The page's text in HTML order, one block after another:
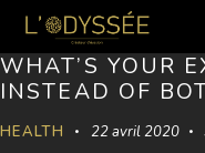
WHAT’S YOUR
INSTEAD OF
HEALTH 22 avril 2020